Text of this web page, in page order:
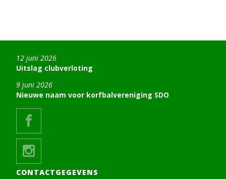
Uitslag clubverloting
12 juni 2026
Nieuwe naam voor korfbalvereniging SDO
9 juni 2026
CONTACTGEGEVENS